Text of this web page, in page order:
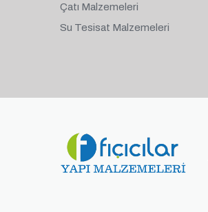
Çatı Malzemeleri
Su Tesisat Malzemeleri